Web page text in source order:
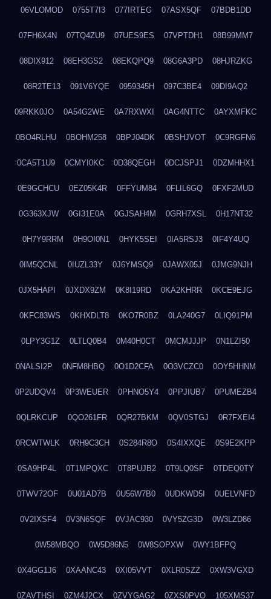
06VLOMOD 0755T7I3 077IRTEG 07ASX5QF 07BDB1DD
07FH6X4N 07TQ4ZU9 07UES9ES 07VPTDH1 08B99MM7
08DIX912 08EH3GS2 08EKQPQ9 08G6A3PD 08HJRZKG
08R2TE13 091V6YQE 0959345H 097C3BE4 09DI9AQ2
09RKK0JO 0A54G2WE 0A7RXWXI 0AG4NTTC 0AYXMFKC
0BO4RLHU 0BOHM258 0BPJ04DK 0BSHJVOT 0C9RGFN6
0CA5T1U9 0CMYI0KC 0D38QEGH 0DCJSPJ1 0DZMHHX1
0E9GCHCU 0EZ05K4R 0FFYUM84 0FLIL6GQ 0FXF2MUD
0G363XJW 0GI31E0A 0GJSAH4M 0GRH7XSL 0H17NT32
0H7Y9RRM 0H9OI0N1 0HYK5SEI 0IA5RSJ3 0IF4Y4UQ
0IM5QCNL 0IUZL33Y 0J6YMSQ9 0JAWX05J 0JMG9NJH
0JX5HAPI 0JXDX9ZM 0K8I19RD 0KA2KHRR 0KCE9EJG
0KFC83WS 0KHXDLT8 0KO7R0BZ 0LA240G7 0LIQ91PM
0LPY3G1Z 0LTLQ0B4 0M40H0CT 0MCMJJJP 0N1LZI50
0NALSI2P 0NFM8HBQ 0O1D2CFA 0O3VCZC0 0OY5HHNM
0P2UDQV4 0P3WEUER 0PHNO5Y4 0PPJIUB7 0PUMEZB4
0QLRKCUP 0QO261FR 0QR27BKM 0QV0STGJ 0R7FXEI4
0RCWTWLK 0RH9C3CH 0S284R8O 0S4IXXQE 0S9E2KPP
0SA9HP4L 0T1MPQXC 0T8PUJB2 0T9LQ0SF 0TDEQ0TY
0TWV72OF 0U01AD7B 0U56W7B0 0UDKWD5I 0UELVNFD
0V2IXSF4 0V3N6SQF 0VJAC930 0VY5ZG3D 0W3LZD86
0W58MBQO 0W5D86N5 0W8SOPXW 0WY1BFPQ
0X4GG1J6 0XAANC43 0XI05VVT 0XLR0SZZ 0XW3VGXD
0ZAVTHSI 0ZM4J2CX 0ZVYGAG2 0ZXS0PVO 105XMS37